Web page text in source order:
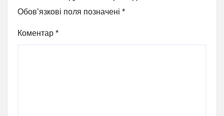
Обов’язкові поля позначені *
Коментар *